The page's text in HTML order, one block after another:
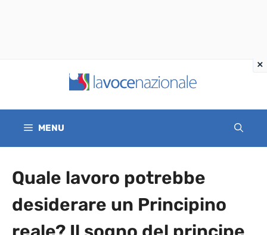
contenuto
MENU
Quale lavoro potrebbe
desiderare un Principino